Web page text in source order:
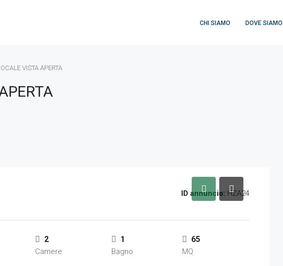
CHI SIAMO DOVE SIAMO
VISTA APERTA
ID annuncio: HZA24
2
Camere
1
Bagno
65
MQ